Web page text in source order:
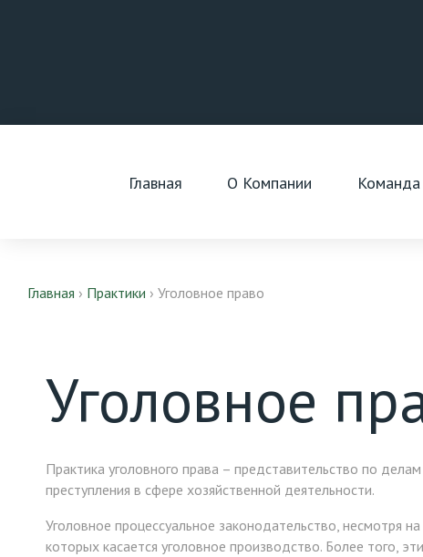
Главная О Компании Команда
Главная › Практики › Уголовное право
Уголовное
Практика уголовного права – представительство по
преступления в сфере хозяйственной деятельности.
Уголовное процессуальное законодательство, несмотря
которых касается уголовное производство. Более того,